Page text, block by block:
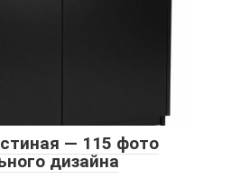
— 115 фото
дизайна